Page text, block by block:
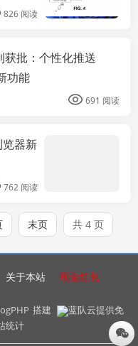
826 阅读
获批：个性化推送
功能
691 阅读
器新
762 阅读
末页 共 4 页
关于本站 现金红包
搭建
蓝队云提供免
统计